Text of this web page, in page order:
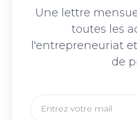
Une lettre
toutes les
l'entrepreneuriat
de